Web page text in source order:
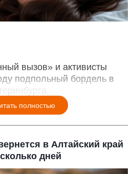
вызов» и активисты
подпольный бордель в
полностью
в Алтайский край
дней